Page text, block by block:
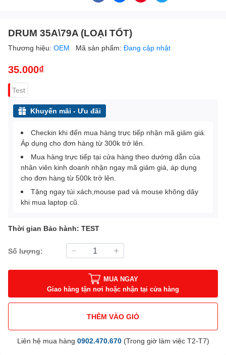
DRUM 35A\79A (LOẠI TỐT)
Thương hiệu: OEM Mã sản phẩm: Đang cập nhật
35.000₫
Test
Khuyến mãi - Ưu đãi
Checkin khi đến mua hàng trực tiếp nhận mã giảm giá.
Áp dụng cho đơn hàng từ 300k trở lên.
Mua hàng trực tiếp tại cửa hàng theo dướng dẫn của
nhân viên kinh doanh nhận ngay mã giảm giá, áp dụng
cho đơn hàng từ 500k trở lên.
Tặng ngay túi xách,mouse pad và mouse không dây
khi mua laptop cũ.
Thời gian Bảo hành: TEST
Số lượng:
MUA NGAY
Giao hàng tận nơi hoặc nhận tại cửa hàng
THÊM VÀO GIỎ
Liên hệ mua hàng 0902.470.670(Trong giờ làm việc T2-T7)